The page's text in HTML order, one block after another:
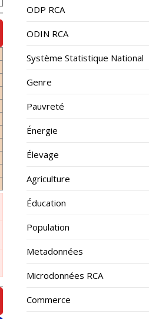
ODP RCA
ODIN RCA
Système Statistique National
Genre
Pauvreté
Énergie
Élevage
Agriculture
Éducation
Population
Metadonnées
Microdonnées RCA
Commerce